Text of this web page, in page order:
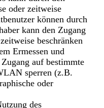
oder zeitweise
können durch
kann den Zugang
beschränken
Ermessen und
auf bestimmte
sperren (z.B.
oder
des